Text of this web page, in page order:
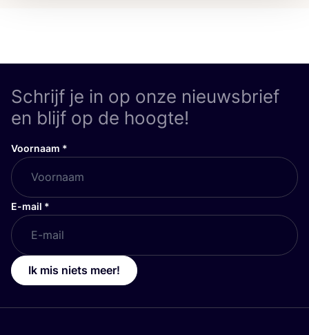
Schrijf je in op onze nieuwsbrief
en blijf op de hoogte!
Voornaam *
E-mail *
Ik mis niets meer!